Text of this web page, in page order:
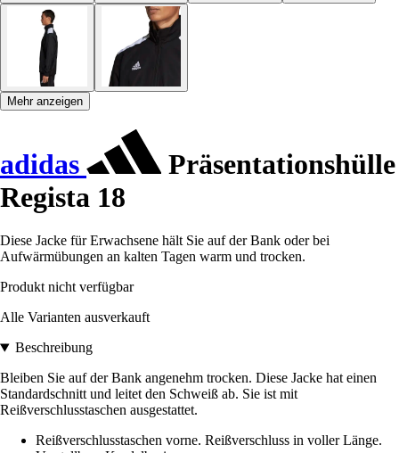
Mehr anzeigen
adidas
Präsentationshülle
Regista 18
Diese Jacke für Erwachsene hält Sie auf der Bank oder bei
Aufwärmübungen an kalten Tagen warm und trocken.
Produkt nicht verfügbar
Alle Varianten ausverkauft
Beschreibung
Bleiben Sie auf der Bank angenehm trocken. Diese Jacke hat einen
Standardschnitt und leitet den Schweiß ab. Sie ist mit
Reißverschlusstaschen ausgestattet.
Reißverschlusstaschen vorne. Reißverschluss in voller Länge.